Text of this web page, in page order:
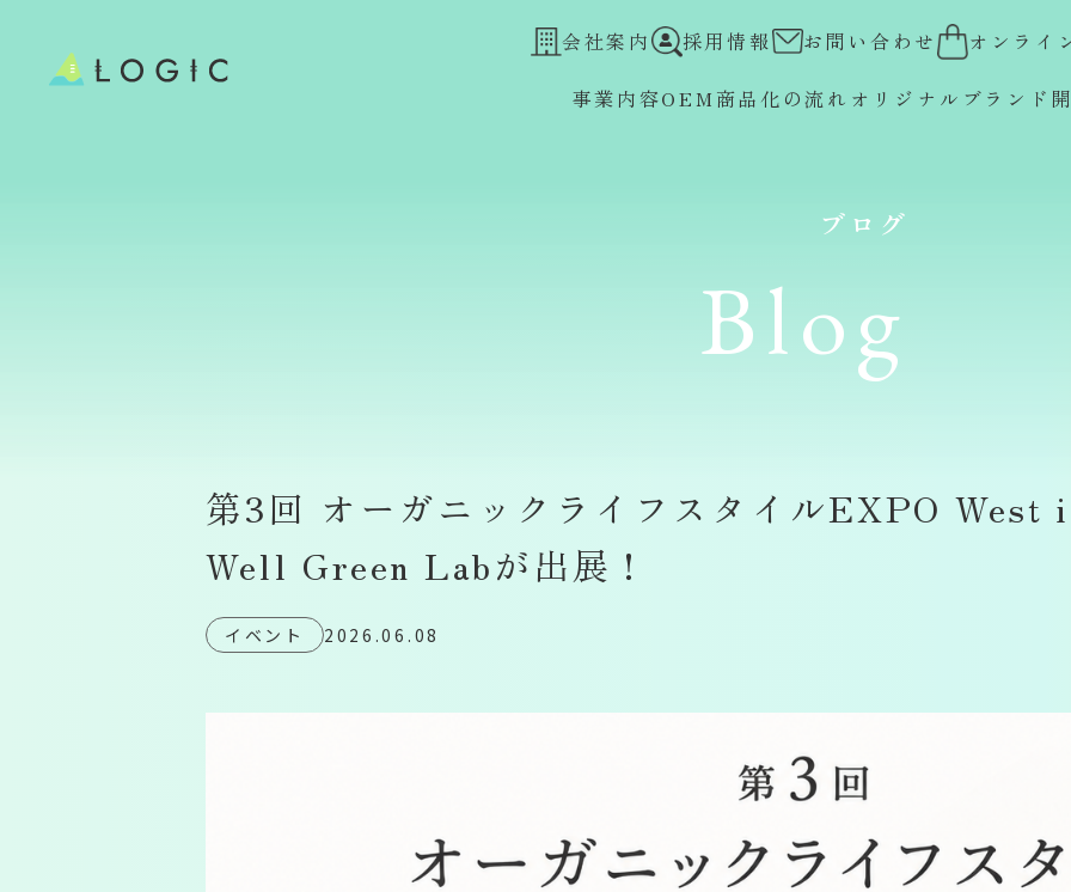
会社案内 採用情報 お問い合わせ
オンライ
事業内容OEM 商品化の流れ オリジナルブランド
ブログ
Blog
第3回 オーガニックライフスタイルEXPO
Well Green Labが出展！
イベント 2026.06.08